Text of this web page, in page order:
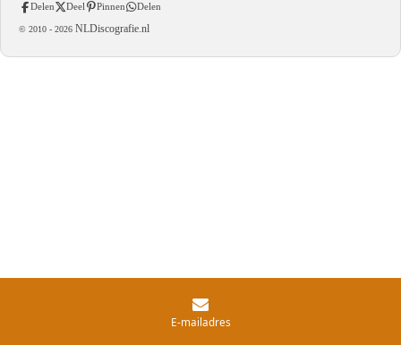
Delen Deel Pinnen Delen
© 2010 - 2026 NLDiscografie.nl
E-mailadres